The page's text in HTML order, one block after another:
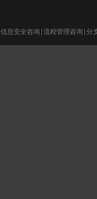
信息安全咨询 |流程管理咨询 |分